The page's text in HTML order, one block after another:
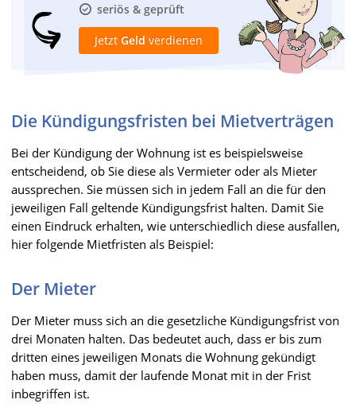
seriös & geprüft
Jetzt Geld verdienen
Die Kündigungsfristen bei Mietverträgen
Bei der Kündigung der Wohnung ist es beispielsweise
entscheidend, ob Sie diese als Vermieter oder als Mieter
aussprechen. Sie müssen sich in jedem Fall an die für den
jeweiligen Fall geltende Kündigungsfrist halten. Damit Sie
einen Eindruck erhalten, wie unterschiedlich diese ausfallen,
hier folgende Mietfristen als Beispiel:
Der Mieter
Der Mieter muss sich an die gesetzliche Kündigungsfrist von
drei Monaten halten. Das bedeutet auch, dass er bis zum
dritten eines jeweiligen Monats die Wohnung gekündigt
haben muss, damit der laufende Monat mit in der Frist
inbegriffen ist.